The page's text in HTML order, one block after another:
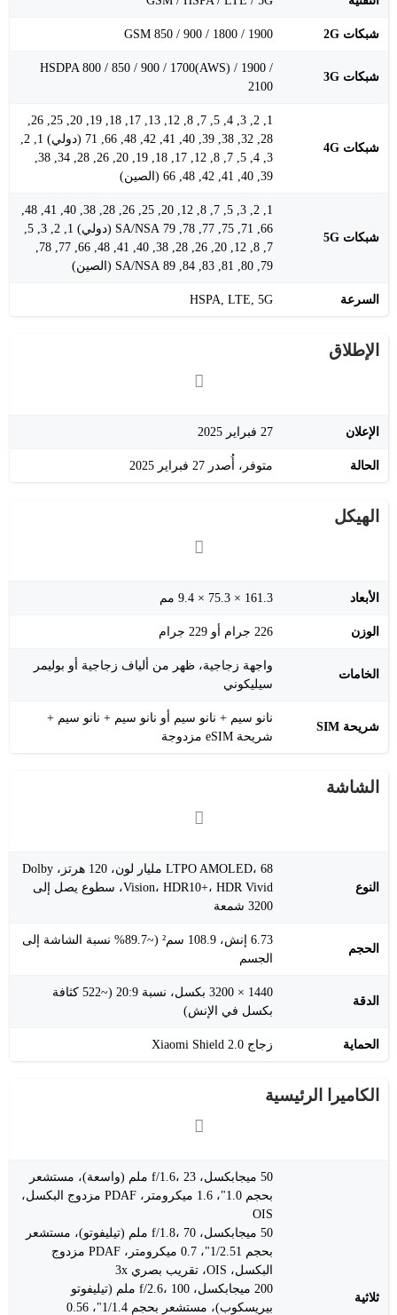
شبكات 2G GSM 850 / 900 / 1800 / 1900
شبكات 3G
HSDPA 800 / 850 / 900 / 1700(AWS) / 1900 /
2100
شبكات 4G
1, 2, 3, 4, 5, 7, 8, 12, 13, 17, 18, 19, 20, 25, 26,
28, 32, 38, 39, 40, 41, 42, 48, 66, 71 (دولي) 1, 2,
3, 4, 5, 7, 8, 12, 17, 18, 19, 20, 26, 28, 34, 38,
39, 40, 41, 42, 48, 66 (الصين)
شبكات 5G
1, 2, 3, 5, 7, 8, 12, 20, 25, 26, 28, 38, 40, 41, 48,
66, 71, 75, 77, 78, 79 SA/NSA (دولي) 1, 2, 3, 5,
7, 8, 12, 20, 26, 28, 38, 40, 41, 48, 66, 77, 78,
79, 80, 81, 83, 84, 89 SA/NSA (الصين)
السرعة HSPA, LTE, 5G
الإطلاق
الإعلان 27 فبراير 2025
الحالة متوفر، أُصدر 27 فبراير 2025
الهيكل
الأبعاد 161.3 × 75.3 × 9.4 مم
الوزن 226 جرام أو 229 جرام
الخامات
واجهة زجاجية، ظهر من ألياف زجاجية أو بوليمر
سيليكوني
شريحة SIM
نانو سيم + نانو سيم أو نانو سيم + نانو سيم +
شريحة eSIM مزدوجة
الشاشة
النوع
LTPO AMOLED، 68 مليار لون، 120 هرتز، Dolby
Vision، HDR10+، HDR Vivid، سطوع يصل إلى
3200 شمعة
الحجم
6.73 إنش، 108.9 سم² (~89.7% نسبة الشاشة إلى
الجسم
الدقة
1440 × 3200 بكسل، نسبة 20:9 (~522 كثافة
بكسل في الإنش)
الحماية زجاج Xiaomi Shield 2.0
الكاميرا الرئيسية
ثلاثية
50 ميجابكسل، f/1.6، 23 ملم (واسعة)، مستشعر
بحجم 1.0"، 1.6 ميكرومتر، PDAF مزدوج البكسل،
OIS
50 ميجابكسل، f/1.8، 70 ملم (تيليفوتو)، مستشعر
بحجم 1/2.51"، 0.7 ميكرومتر، PDAF مزدوج
البكسل، OIS، تقريب بصري 3x
200 ميجابكسل، f/2.6، 100 ملم (تيليفوتو
بيريسكوب)، مستشعر بحجم 1/1.4"، 0.56